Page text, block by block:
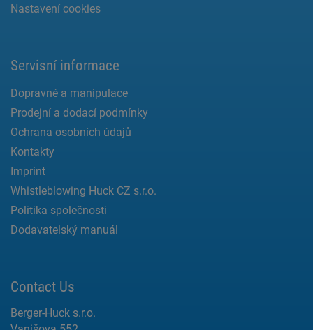
Nastavení cookies
Servisní informace
Dopravné a manipulace
Prodejní a dodací podmínky
Ochrana osobních údajů
Kontakty
Imprint
Whistleblowing Huck CZ s.r.o.
Politika společnosti
Dodavatelský manuál
Contact Us
Berger-Huck s.r.o.